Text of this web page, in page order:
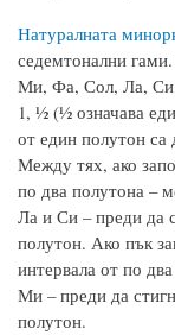
Натуралната
седемтонални
Ми, Фа, Сол, Ла, Си.
1, ½ (½ означава
от един полутон
Между тях, ако
по два полутона
Ла и Си – преди да
полутон. Ако пък
интервала от по
Ми – преди да
полутон.